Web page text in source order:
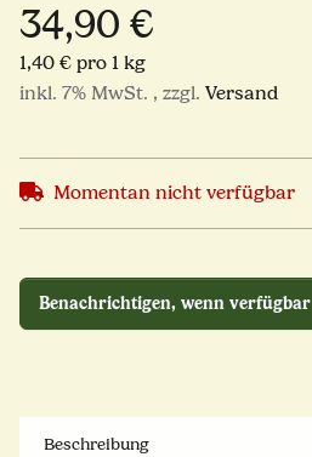
34,90 €
1,40 € pro 1 kg
inkl. 7% MwSt. , zzgl. Versand
Momentan nicht verfügbar
Benachrichtigen, wenn verfügbar
Beschreibung